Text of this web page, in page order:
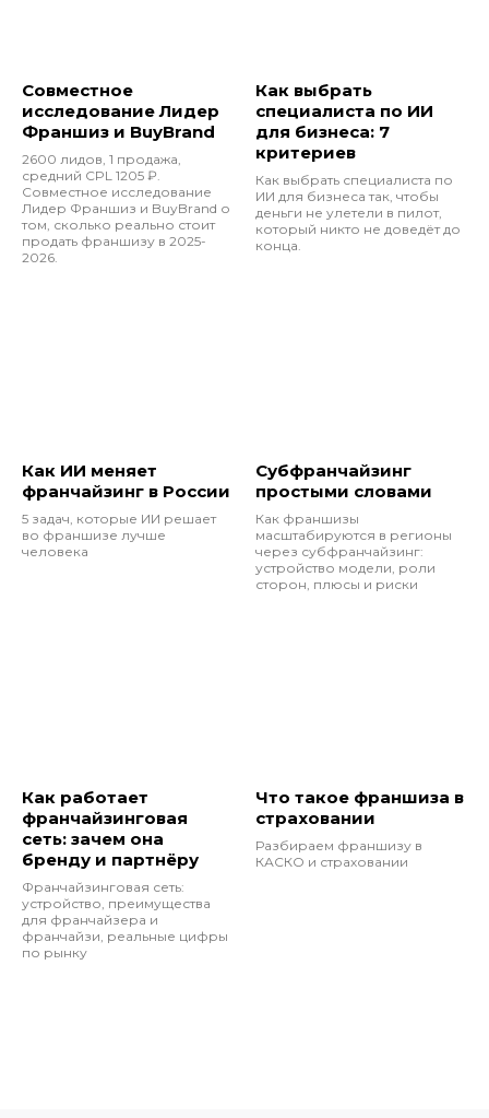
Совместное
исследование Лидер
Франшиз и BuyBrand
2600 лидов, 1 продажа,
средний CPL 1205 ₽.
Совместное исследование
Лидер Франшиз и BuyBrand о
том, сколько реально стоит
продать франшизу в 2025-
2026.
Как выбрать
специалиста по ИИ
для бизнеса: 7
критериев
Как выбрать специалиста по
ИИ для бизнеса так, чтобы
деньги не улетели в пилот,
который никто не доведёт до
конца.
Как ИИ меняет
франчайзинг в России
5 задач, которые ИИ решает
во франшизе лучше
человека
Субфранчайзинг
простыми словами
Как франшизы
масштабируются в регионы
через субфранчайзинг:
устройство модели, роли
сторон, плюсы и риски
Как работает
франчайзинговая
сеть: зачем она
бренду и партнёру
Франчайзинговая сеть:
устройство, преимущества
для франчайзера и
франчайзи, реальные цифры
по рынку
Что такое франшиза в
страховании
Разбираем франшизу в
КАСКО и страховании